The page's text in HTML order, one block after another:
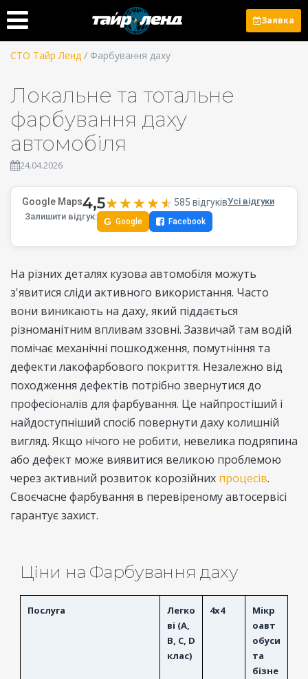
Заявка
СТО Тайр Ленд / Фарбування даху
Локальне та тотальне
фарбування даху
автомобіля
24.04.2026
Google Maps4,5★★★★★
★★★★★ 585 відгуківУсі відгуки
Залишити відгук:
G Google Facebook
На різних деталях кузова автомобіля можуть
з'явитися сліди активного використання. Часто
вони виникають на даху, який піддається
різноманітним впливам ззовні. Зазвичай там водій
помічає механічні пошкодження, помутніння та
дефекти лакофарбового покриття. Незалежно від
походження дефектів потрібно звернутися до
професіоналів для фарбування. Це найпростіший і
найдоступніший спосіб повернути даху колишній
вигляд. Якщо нічого не робити, невелика подряпина
або дефект може виявитися великою проблемою
через активний розвиток корозійних процесів.
Своєчасне фарбування в перевіреному автосервісі
гарантує захист.
Ціни на Фарбування даху
Послуга
Легко
ві (A,
B, C, D
клас)
4x4
Мікр
оавт
обуси
та
бізне